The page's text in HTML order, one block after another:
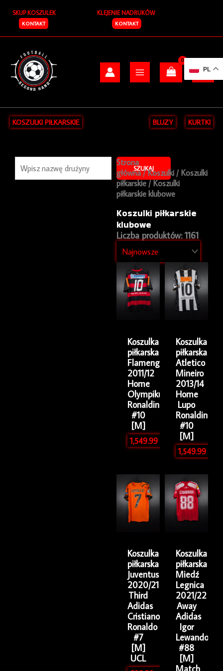
treści
SKUP KOSZULEK
KONTAKT
KLEJENIE NADRUKÓW
KONTAKT
KOSZULKI PIŁKARSKIE BLUZY KURTKI
SZUKAJ
Strona
główna/Koszulki / Koszulki
piłkarskie/ Koszulki
piłkarskie klubowe
Koszulki piłkarskie
klubowe
Liczba produktów: 1161
Koszulka
piłkarska
Flamengo
2011/12
Home
Olympikus
Ronaldinho
#10
[M]
1,549.99
Koszulka
piłkarska
Atletico
Mineiro
2013/14
Home
Lupo
Ronaldinho
#10
[M]
1,549.99
Koszulka
piłkarska
Juventus
2020/21
Third
Adidas
Cristiano
Ronaldo
#7
[M]
UCL
Koszulka
piłkarska
Miedź
Legnica
2021/22
Away
Adidas
Igor
#88
[M]
PL